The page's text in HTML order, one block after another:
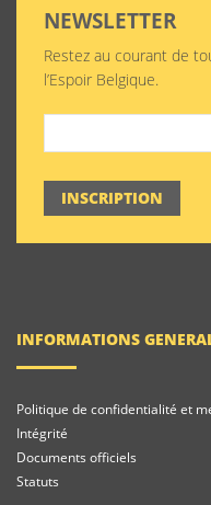
NEWSLETTER
Restez au courant de
l’Espoir Belgique.
INSCRIPTION
INFORMATIONS
Politique de confidentialité et
Intégrité
Documents officiels
Statuts